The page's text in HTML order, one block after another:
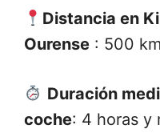
Distancia en
Ourense : 500 km
Duración
coche: 4 horas y